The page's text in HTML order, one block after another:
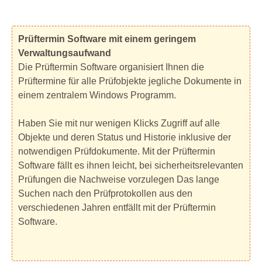
Prüftermin Software mit einem geringem
Verwaltungsaufwand
Die Prüftermin Software organisiert Ihnen die
Prüftermine für alle Prüfobjekte jegliche Dokumente in
einem zentralem Windows Programm.
Haben Sie mit nur wenigen Klicks Zugriff auf alle
Objekte und deren Status und Historie inklusive der
notwendigen Prüfdokumente. Mit der Prüftermin
Software fällt es ihnen leicht, bei sicherheitsrelevanten
Prüfungen die Nachweise vorzulegen Das lange
Suchen nach den Prüfprotokollen aus den
verschiedenen Jahren entfällt mit der Prüftermin
Software.